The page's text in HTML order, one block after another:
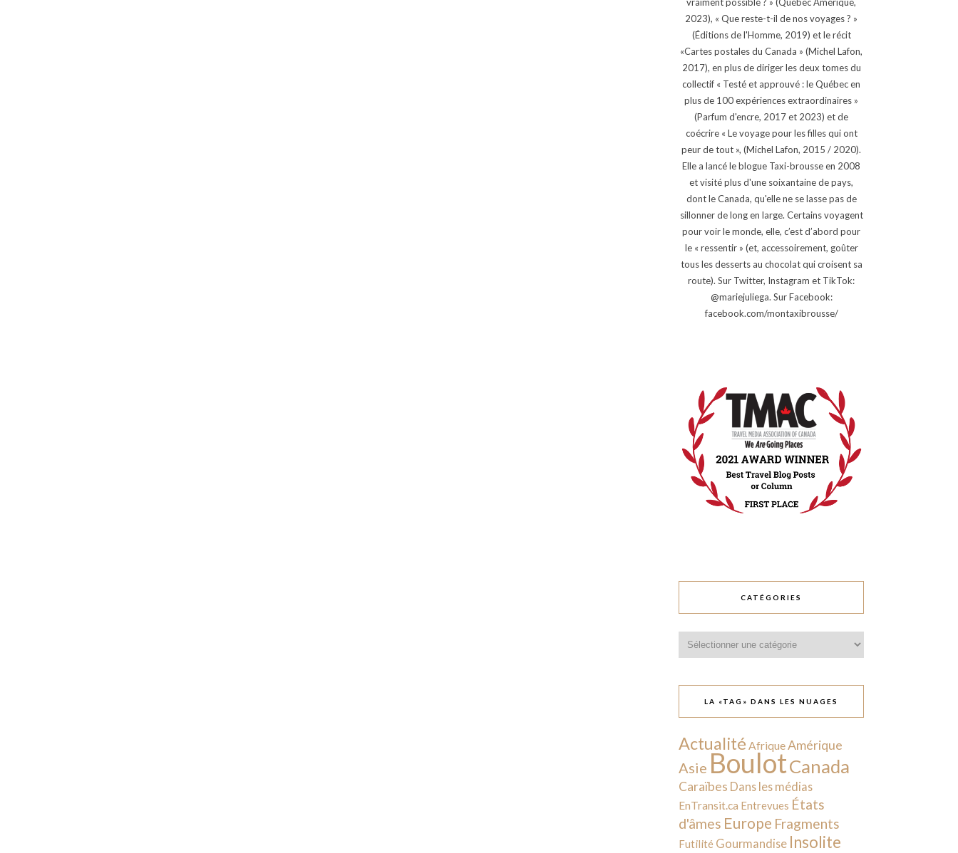
2023), « Que reste-t-il de nos voyages ? »
(Éditions de l'Homme, 2019) et le récit
«Cartes postales du Canada » (Michel Lafon,
2017), en plus de diriger les deux tomes du
collectif « Testé et approuvé : le Québec en
plus de 100 expériences extraordinaires »
(Parfum d'encre, 2017 et 2023) et de
coécrire « Le voyage pour les filles qui ont
peur de tout », (Michel Lafon, 2015 / 2020).
Elle a lancé le blogue Taxi-brousse en 2008
et visité plus d'une soixantaine de pays,
dont le Canada, qu'elle ne se lasse pas de
sillonner de long en large. Certains voyagent
pour voir le monde, elle, c’est d’abord pour
le « ressentir » (et, accessoirement, goûter
tous les desserts au chocolat qui croisent sa
route). Sur Twitter, Instagram et TikTok:
@mariejuliega. Sur Facebook:
facebook.com/montaxibrousse/
CATÉGORIES
LA «TAG» DANS LES NUAGES
Actualité AfriqueAmérique
Asie BoulotCanada
Caraïbes Dans les médias
EnTransit.ca Entrevues États
d'âmes Europe Fragments
Futilité Gourmandise Insolite